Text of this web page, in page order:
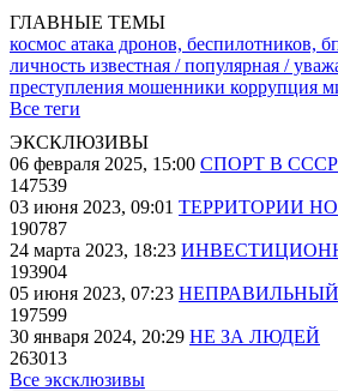
ГЛАВНЫЕ ТЕМЫ
космос атака дронов, беспилотников,
личность известная / популярная /
преступления мошенники коррупция
Все теги
ЭКСКЛЮЗИВЫ
06 февраля 2025, 15:00 СПОРТ В
147539
03 июня 2023, 09:01 ТЕРРИТОРИИ
190787
24 марта 2023, 18:23
193904
05 июня 2023, 07:23
197599
30 января 2024, 20:29 НЕ ЗА ЛЮДЕЙ
263013
Все эксклюзивы